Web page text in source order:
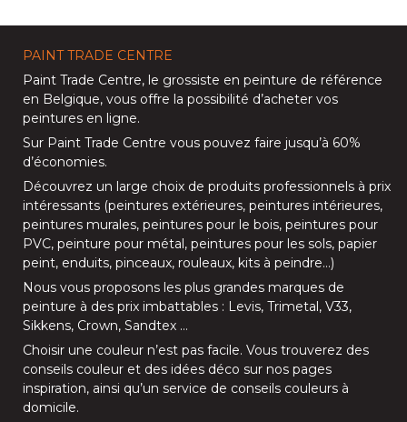
PAINT TRADE CENTRE
Paint Trade Centre, le grossiste en peinture de référence
en Belgique, vous offre la possibilité d’acheter vos
peintures en ligne.
Sur Paint Trade Centre vous pouvez faire jusqu’à 60%
d’économies.
Découvrez un large choix de produits professionnels à prix
intéressants (peintures extérieures, peintures intérieures,
peintures murales, peintures pour le bois, peintures pour
PVC, peinture pour métal, peintures pour les sols, papier
peint, enduits, pinceaux, rouleaux, kits à peindre…)
Nous vous proposons les plus grandes marques de
peinture à des prix imbattables : Levis, Trimetal, V33,
Sikkens, Crown, Sandtex …
Choisir une couleur n’est pas facile. Vous trouverez des
conseils couleur et des idées déco sur nos pages
inspiration, ainsi qu’un service de conseils couleurs à
domicile.